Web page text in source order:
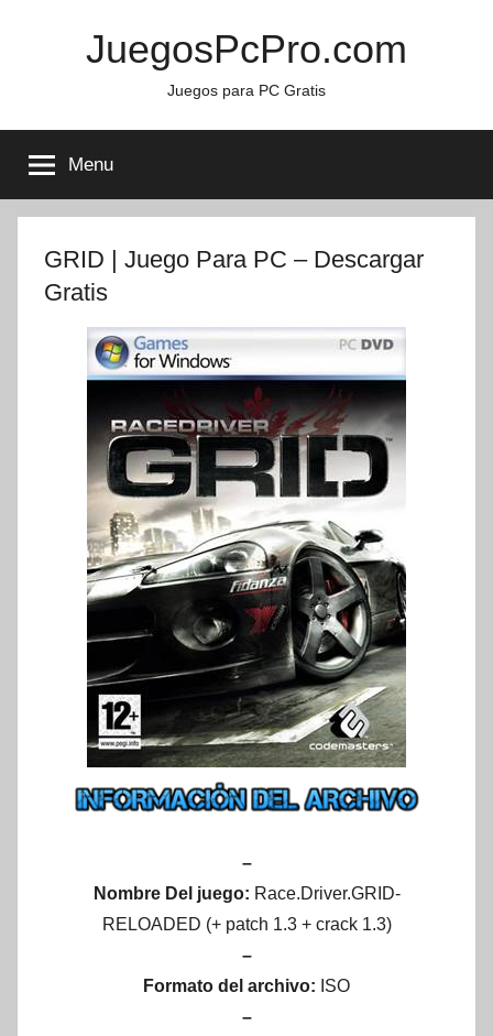
JuegosPcPro.com
Juegos para PC Gratis
Menu
GRID | Juego Para PC – Descargar
Gratis
–
Nombre Del juego: Race.Driver.GRID-
RELOADED (+ patch 1.3 + crack 1.3)
–
Formato del archivo: ISO
–